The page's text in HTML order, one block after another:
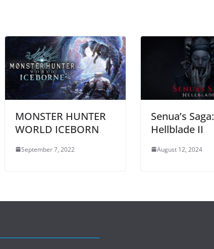
MONSTER HUNTER
WORLD ICEBORN
September 7, 2022
Senua’s Saga:
Hellblade II
August 12, 2024